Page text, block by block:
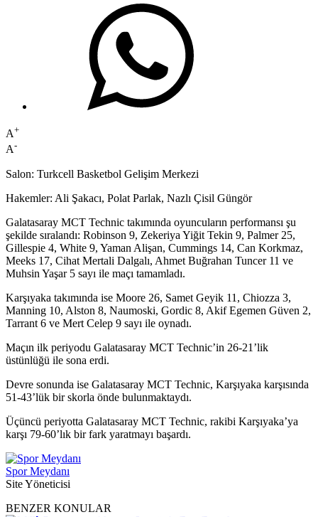
A+
A-
Salon: Turkcell Basketbol Gelişim Merkezi
Hakemler: Ali Şakacı, Polat Parlak, Nazlı Çisil Güngör
Galatasaray MCT Technic takımında oyuncuların performansı şu
şekilde sıralandı: Robinson 9, Zekeriya Yiğit Tekin 9, Palmer 25,
Gillespie 4, White 9, Yaman Alişan, Cummings 14, Can Korkmaz,
Meeks 17, Cihat Mertali Dalgalı, Ahmet Buğrahan Tuncer 11 ve
Muhsin Yaşar 5 sayı ile maçı tamamladı.
Karşıyaka takımında ise Moore 26, Samet Geyik 11, Chiozza 3,
Manning 10, Alston 8, Naumoski, Gordic 8, Akif Egemen Güven 2,
Tarrant 6 ve Mert Celep 9 sayı ile oynadı.
Maçın ilk periyodu Galatasaray MCT Technic’in 26-21’lik
üstünlüğü ile sona erdi.
Devre sonunda ise Galatasaray MCT Technic, Karşıyaka karşısında
51-43’lük bir skorla önde bulunmaktaydı.
Üçüncü periyotta Galatasaray MCT Technic, rakibi Karşıyaka’ya
karşı 79-60’lık bir fark yaratmayı başardı.
Spor Meydanı
Site Yöneticisi
BENZER KONULAR